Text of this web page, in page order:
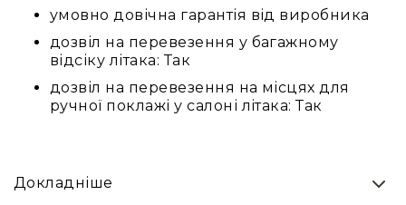
станції
Аксесуари
та
комплектуючі
Світло
умовно довічна гарантія від виробника
дозвіл на перевезення у багажному
відсіку літака: Так
дозвіл на перевезення на місцях для
ручної поклажі у салоні літака: Так
Докладніше